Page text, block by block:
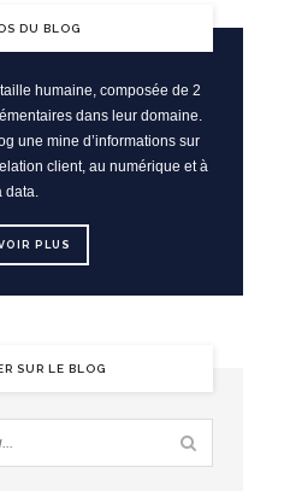
DU BLOG
humaine, composée de 2
dans leur domaine.
une mine d’informations sur
client, au numérique et à
data.
PLUS
SUR LE BLOG